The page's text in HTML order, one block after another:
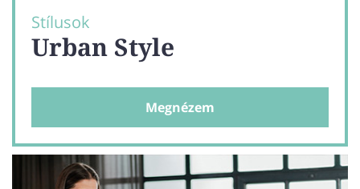
Stílusok
Urban Style
Megnézem